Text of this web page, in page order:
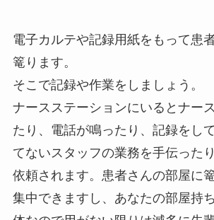
電子カルテや記録用紙をもって患
篭ります。
そこで記録や作業をしましょう。
ナースステーションにいるとナー
たり、電話が鳴ったり、記録をし
てないスタッフの業務を手伝った
依頼されます。患者さんの部屋に
集中できますし、あなたの部屋持